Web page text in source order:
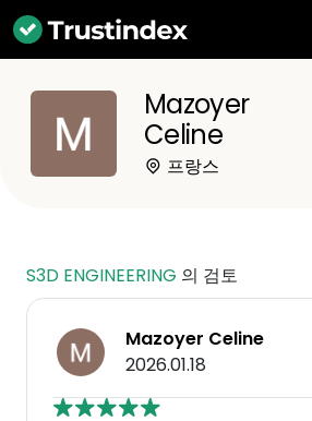
Mazoyer
Celine
프랑스
S3D ENGINEERING 의 검토
Mazoyer Celine
2026.01.18